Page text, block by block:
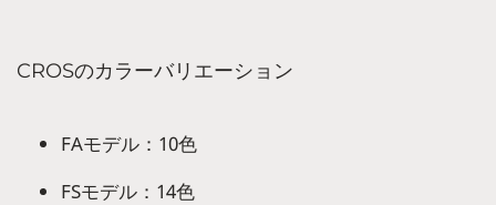
CROSのカラーバリエーション
FAモデル：10色
FSモデル：14色